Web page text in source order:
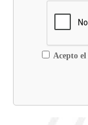
Acepto el